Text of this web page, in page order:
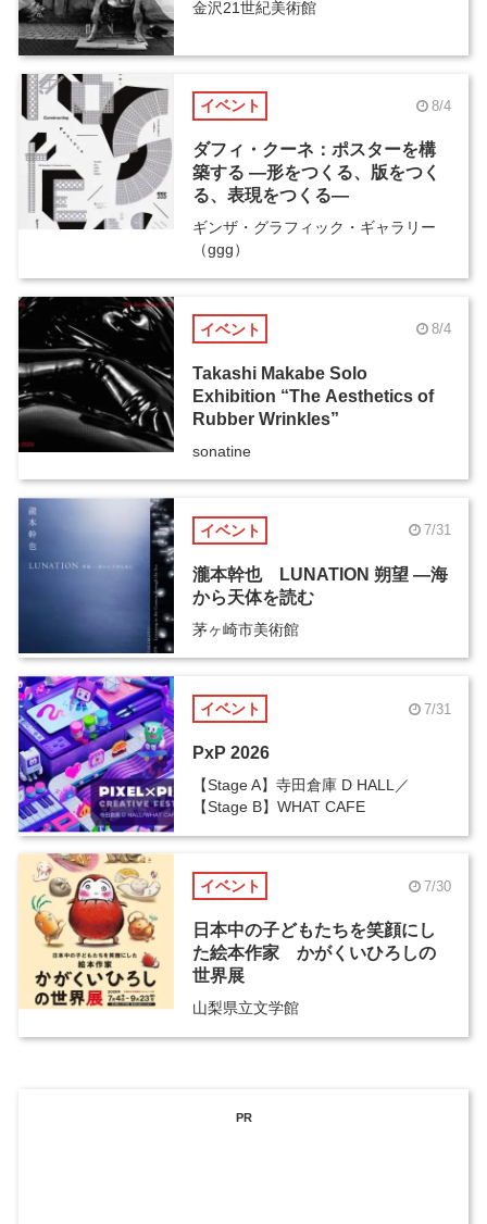
金沢21世紀美術館
イベント 8/4
ダフィ・クーネ：ポスターを構
築する ―形をつくる、版をつく
る、表現をつくる―
ギンザ・グラフィック・ギャラリー
（ggg）
イベント 8/4
Takashi Makabe Solo
Exhibition “The Aesthetics of
Rubber Wrinkles”
sonatine
イベント 7/31
瀧本幹也 LUNATION 朔望 ―海
から天体を読む
茅ヶ崎市美術館
イベント 7/31
PxP 2026
【Stage A】寺田倉庫 D HALL／
【Stage B】WHAT CAFE
イベント 7/30
日本中の子どもたちを笑顔にし
た絵本作家 かがくいひろしの
世界展
山梨県立文学館
PR